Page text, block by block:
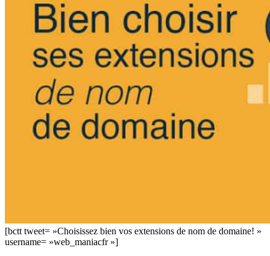
[bctt tweet= »Choisissez bien vos extensions de nom de domaine! »
username= »web_maniacfr »]